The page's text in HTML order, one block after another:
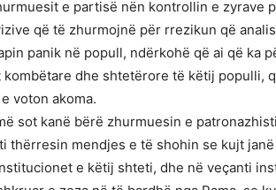
e partisë nën kontrollin e zyrave
që të zhurmojnë për rrezikun që
panik në popull, ndërkohë që ai që ka
dhe shtetërore të këtij populli,
voton akoma.
sot kanë bërë zhurmuesin e
thërresin mendjes e të shohin se kujt
e këtij shteti, dhe në veçanti